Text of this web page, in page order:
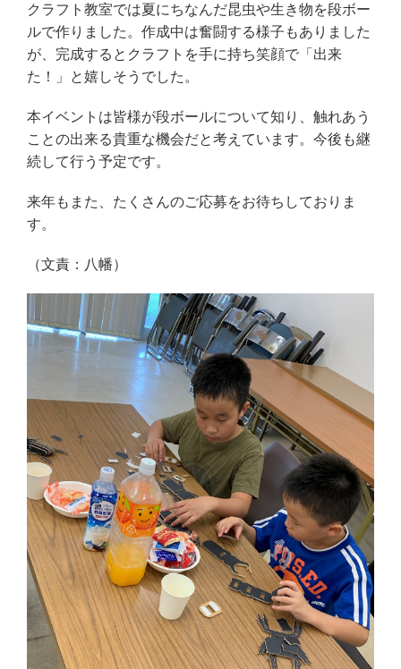
クラフト教室では夏にちなんだ昆虫や生き物を段ボー
ルで作りました。作成中は奮闘する様子もありました
が、完成するとクラフトを手に持ち笑顔で「出来
た！」と嬉しそうでした。
本イベントは皆様が段ボールについて知り、触れあう
ことの出来る貴重な機会だと考えています。今後も継
続して行う予定です。
来年もまた、たくさんのご応募をお待ちしておりま
す。
（文責：八幡）